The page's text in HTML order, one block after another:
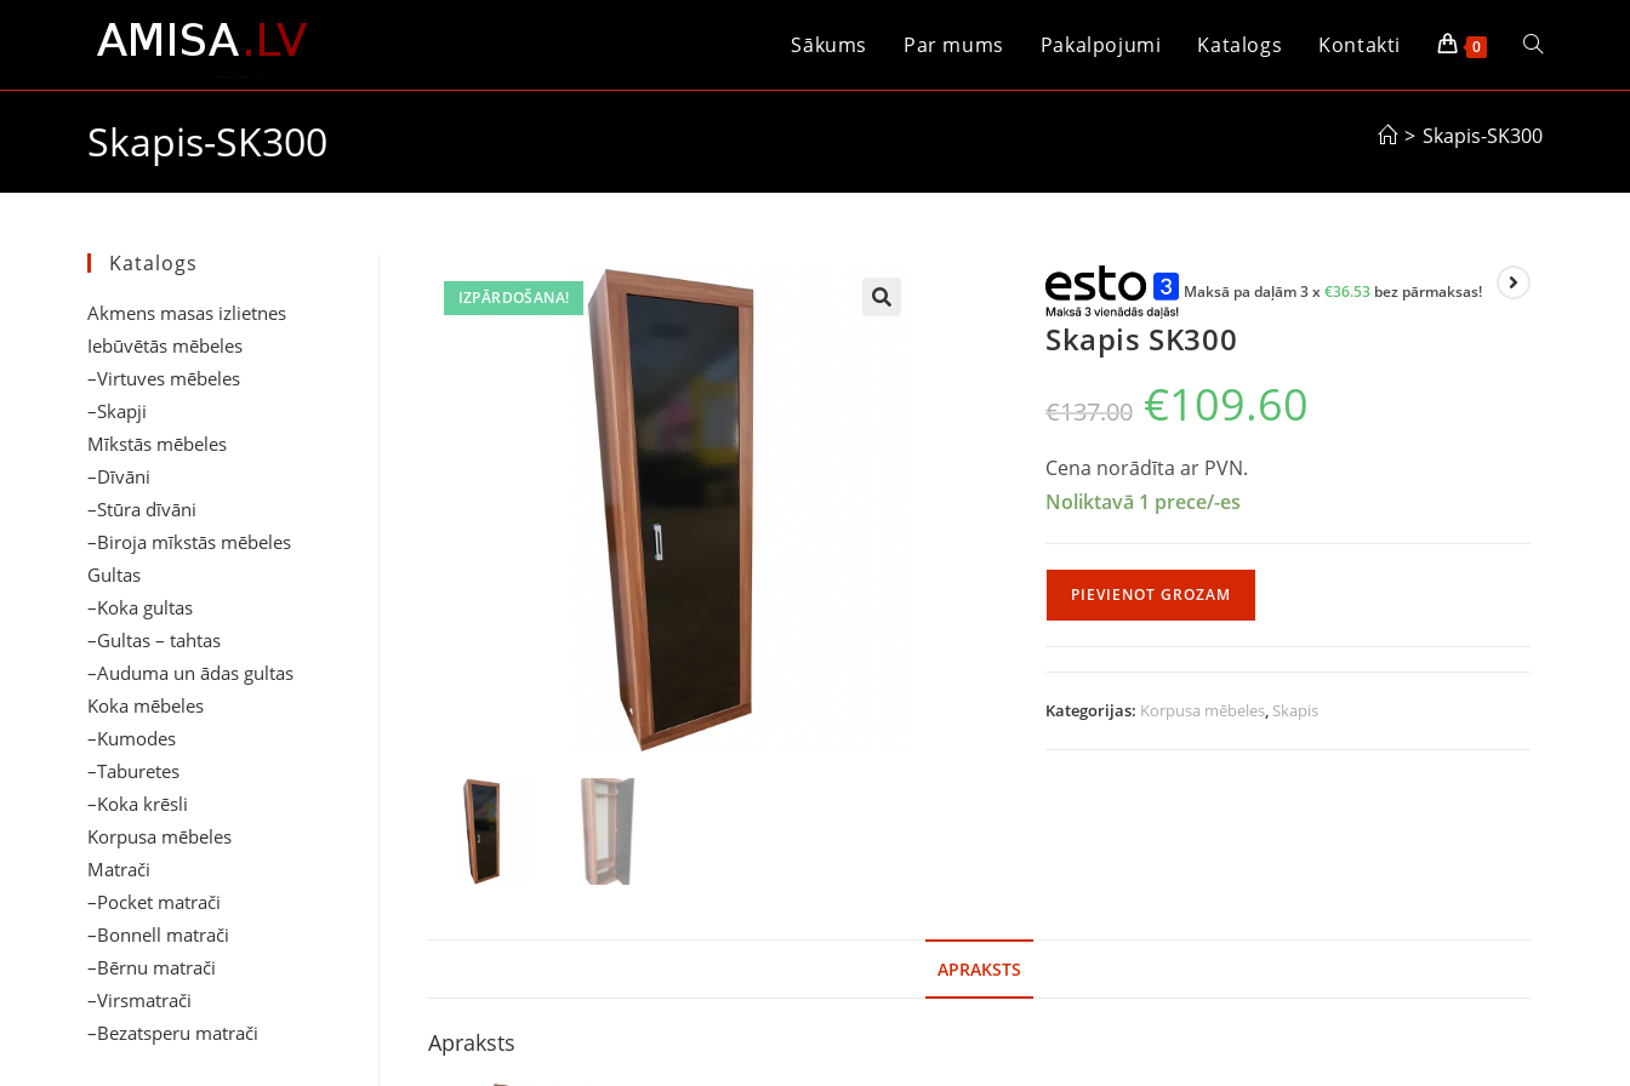
Sākums Par mums Pakalpojumi Katalogs Kontakti 0
Skapis-SK300 > Skapis-SK300
IZPĀRDOŠANA! Maksā pa daļām 3 x€36.53 bez pārmaksas!
Skapis SK300
€137.00 €109.60
Cena norādīta ar PVN.
Noliktavā 1 prece/-es
PIEVIENOT GROZAM
Kategorijas: Korpusa mēbeles, Skapis
APRAKSTS
Apraksts
Katalogs
Akmens masas izlietnes
Iebūvētās mēbeles
–Virtuves mēbeles
–Skapji
Mīkstās mēbeles
–Dīvāni
–Stūra dīvāni
–Biroja mīkstās mēbeles
Gultas
–Koka gultas
–Gultas – tahtas
–Auduma un ādas gultas
Koka mēbeles
–Kumodes
–Taburetes
–Koka krēsli
Korpusa mēbeles
Matrači
–Pocket matrači
–Bonnell matrači
–Bērnu matrači
–Virsmatrači
–Bezatsperu matrači